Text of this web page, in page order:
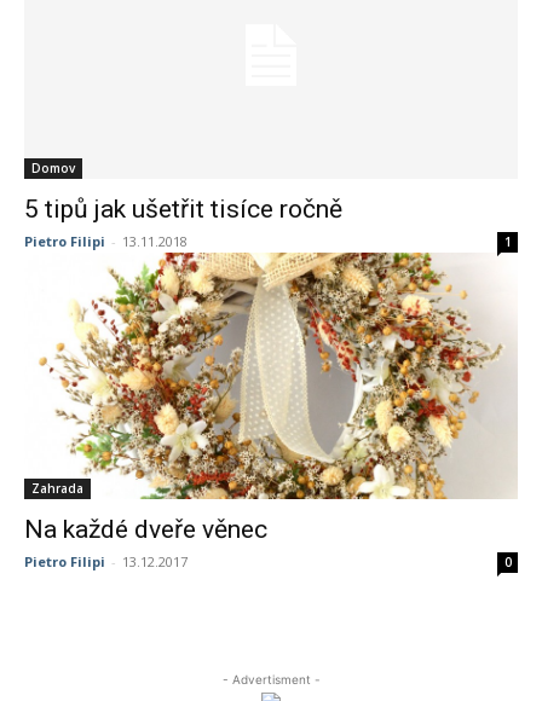
Domov
5 tipů jak ušetřit tisíce ročně
Pietro Filipi - 13.11.2018 1
Zahrada
Na každé dveře věnec
Pietro Filipi - 13.12.2017 0
- Advertisment -